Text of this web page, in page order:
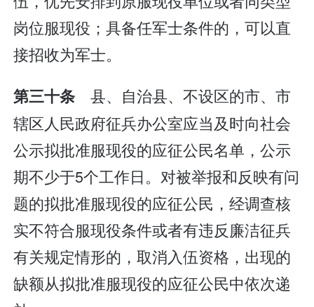
岗位服现役；具备任军士条件的，可以直
接招收为军士。
第三十条 县、自治县、不设区的市、市
辖区人民政府征兵办公室应当及时向社会
公示拟批准服现役的应征公民名单，公示
期不少于5个工作日。对被举报和反映有问
题的拟批准服现役的应征公民，经调查核
实不符合服现役条件或者有违反廉洁征兵
有关规定情形的，取消入伍资格，出现的
缺额从拟批准服现役的应征公民中依次递